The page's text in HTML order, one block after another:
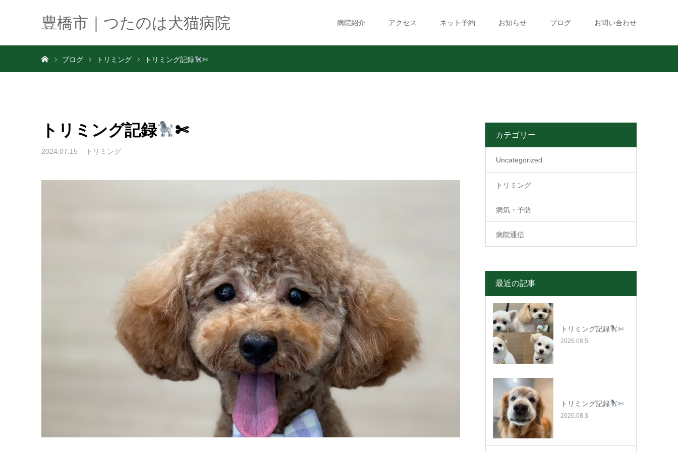
豊橋市｜つたのは犬猫病院 病院紹介 アクセス ネット予約 お知らせ ブログ お問い合わせ
ブログ トリミング トリミング記録 ✄
トリミング記録 ✄
2024.07.15 トリミング
カテゴリー
Uncategorized
トリミング
病気・予防
病院通信
最近の記事
トリミング記録 ✄
2026.08.5
トリミング記録 ✄
2026.08.3